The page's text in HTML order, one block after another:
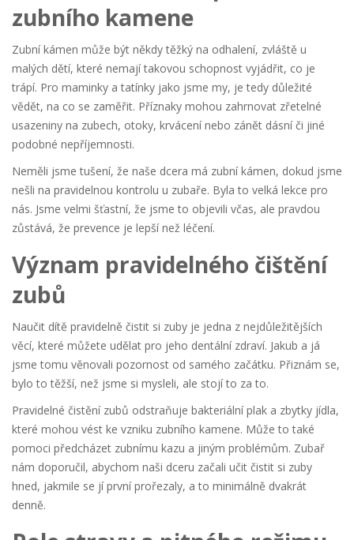
zubního kamene
Zubní kámen může být někdy těžký na odhalení, zvláště u
malých dětí, které nemají takovou schopnost vyjádřit, co je
trápí. Pro maminky a tatínky jako jsme my, je tedy důležité
vědět, na co se zaměřit. Příznaky mohou zahrnovat zřetelné
usazeniny na zubech, otoky, krvácení nebo zánět dásní či jiné
podobné nepříjemnosti.
Neměli jsme tušení, že naše dcera má zubní kámen, dokud jsme
nešli na pravidelnou kontrolu u zubaře. Byla to velká lekce pro
nás. Jsme velmi šťastní, že jsme to objevili včas, ale pravdou
zůstává, že prevence je lepší než léčení.
Význam pravidelného čištění
zubů
Naučit dítě pravidelně čistit si zuby je jedna z nejdůležitějších
věcí, které můžete udělat pro jeho dentální zdraví. Jakub a já
jsme tomu věnovali pozornost od samého začátku. Přiznám se,
bylo to těžší, než jsme si mysleli, ale stojí to za to.
Pravidelné čistění zubů odstraňuje bakteriální plak a zbytky jídla,
které mohou vést ke vzniku zubního kamene. Může to také
pomoci předcházet zubnímu kazu a jiným problémům. Zubař
nám doporučil, abychom naši dceru začali učit čistit si zuby
hned, jakmile se jí první prořezaly, a to minimálně dvakrát
denně.